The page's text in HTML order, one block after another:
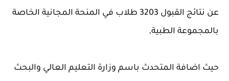
عن نتائج القبول 3203 طلاب في المنحة المجانية الخاصة
بالمجموعة الطبية,
حيث اضافة المتحدث باسم وزارة التعليم العالي والبحث